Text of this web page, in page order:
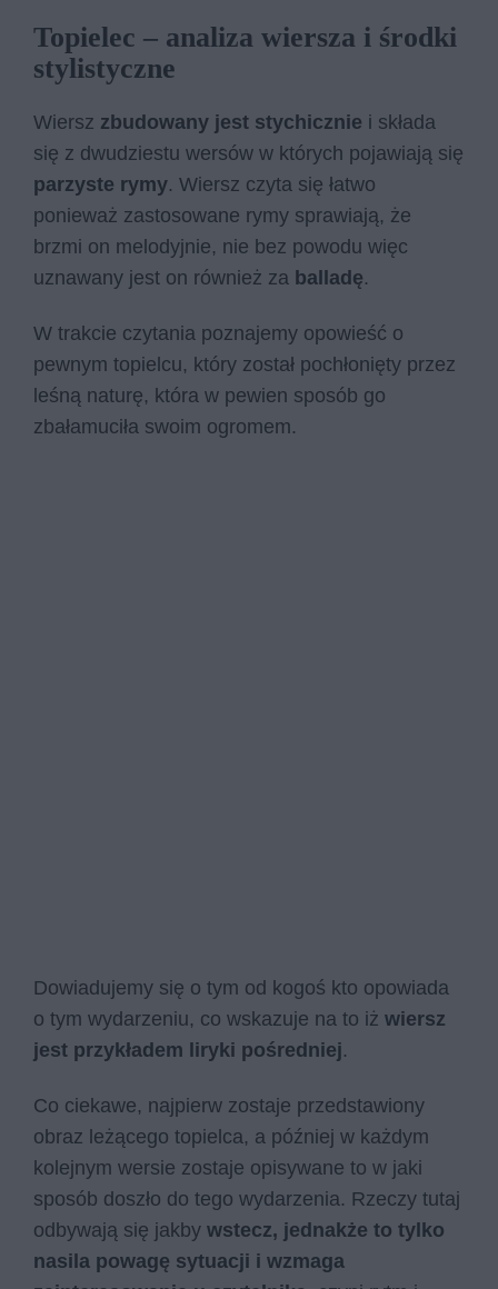
Topielec – analiza wiersza i środki
stylistyczne
Wiersz zbudowany jest stychicznie i składa
się z dwudziestu wersów w których pojawiają się
parzyste rymy. Wiersz czyta się łatwo
ponieważ zastosowane rymy sprawiają, że
brzmi on melodyjnie, nie bez powodu więc
uznawany jest on również za balladę.
W trakcie czytania poznajemy opowieść o
pewnym topielcu, który został pochłonięty przez
leśną naturę, która w pewien sposób go
zbałamuciła swoim ogromem.
Dowiadujemy się o tym od kogoś kto opowiada
o tym wydarzeniu, co wskazuje na to iż wiersz
jest przykładem liryki pośredniej.
Co ciekawe, najpierw zostaje przedstawiony
obraz leżącego topielca, a później w każdym
kolejnym wersie zostaje opisywane to w jaki
sposób doszło do tego wydarzenia. Rzeczy tutaj
odbywają się jakby wstecz, jednakże to tylko
nasila powagę sytuacji i wzmaga